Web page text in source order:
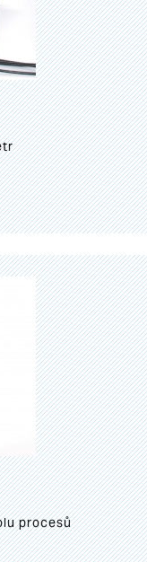
procesů